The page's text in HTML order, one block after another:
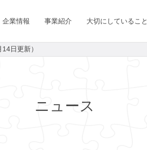
企業情報 事業紹介 大切にしていること
日更新）
ニュース